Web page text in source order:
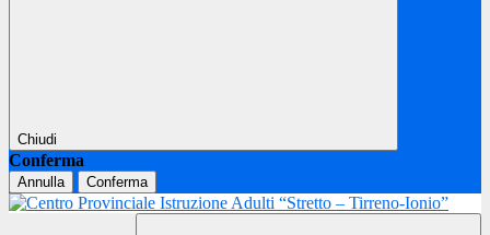
Chiudi
Conferma
Annulla Conferma